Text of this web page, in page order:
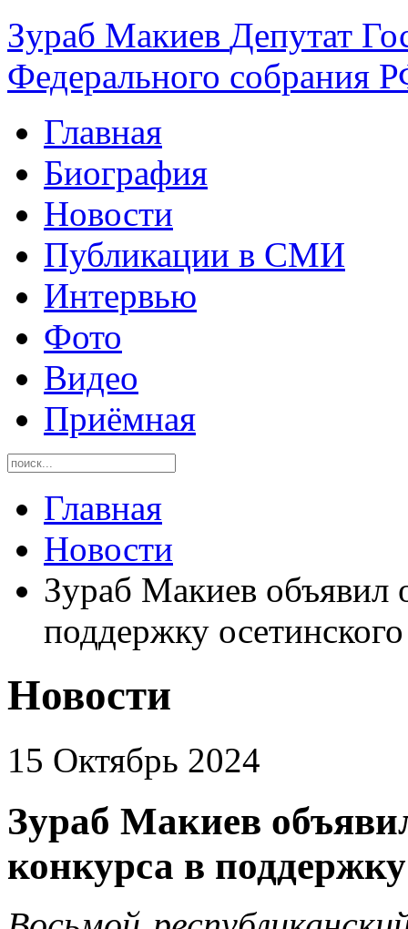
Зураб Макиев Депутат
Федерального собрания
Главная
Биография
Новости
Публикации в СМИ
Интервью
Фото
Видео
Приёмная
Главная
Новости
Зураб Макиев объявил
поддержку
Новости
15 Октябрь 2024
Зураб Макиев
конкурса в